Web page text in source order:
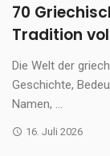
70
Tradition
Die Welt der
Geschichte,
Namen, ...
16. Juli 2026